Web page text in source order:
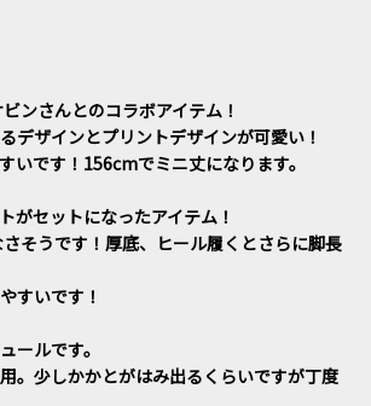
ンさんとのコラボアイテム！
デザインとプリントデザインが可愛い！
いです！156cmでミニ丈になります。
がセットになったアイテム！
そうです！厚底、ヒール履くとさらに脚長
すいです！
ールです。
。少しかかとがはみ出るくらいですが丁度